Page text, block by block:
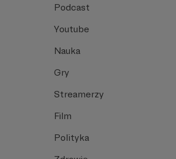
Podcast
Youtube
Nauka
Gry
Streamerzy
Film
Polityka